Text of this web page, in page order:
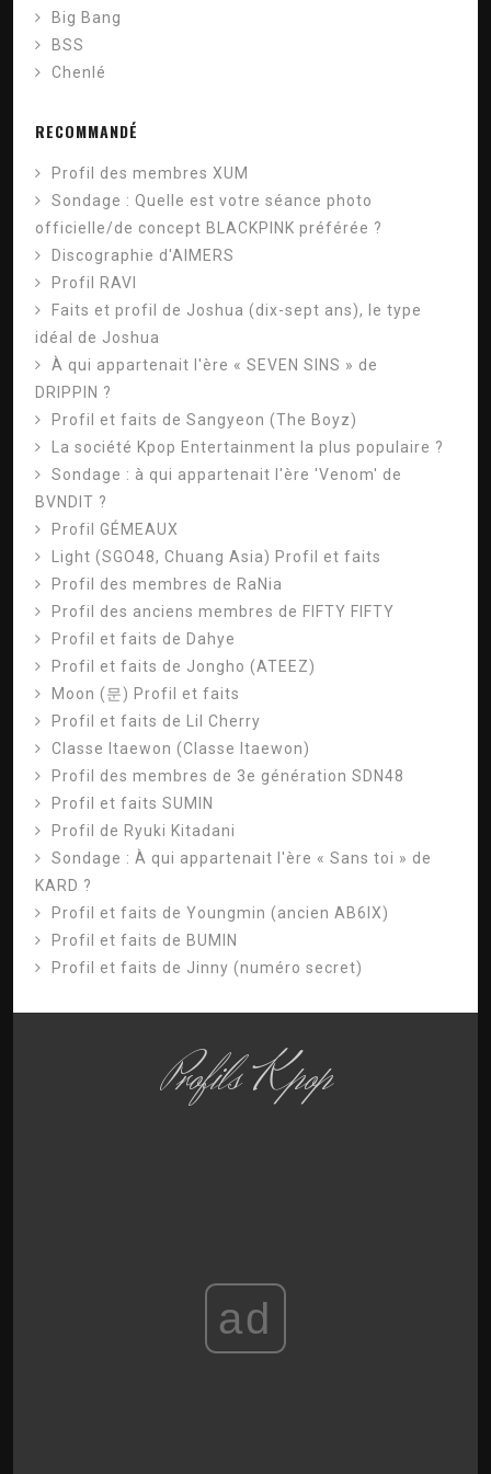
Big Bang
BSS
Chenlé
RECOMMANDÉ
Profil des membres XUM
Sondage : Quelle est votre séance photo
officielle/de concept BLACKPINK préférée ?
Discographie d'AIMERS
Profil RAVI
Faits et profil de Joshua (dix-sept ans), le type
idéal de Joshua
À qui appartenait l'ère « SEVEN SINS » de
DRIPPIN ?
Profil et faits de Sangyeon (The Boyz)
La société Kpop Entertainment la plus populaire ?
Sondage : à qui appartenait l'ère 'Venom' de
BVNDIT ?
Profil GÉMEAUX
Light (SGO48, Chuang Asia) Profil et faits
Profil des membres de RaNia
Profil des anciens membres de FIFTY FIFTY
Profil et faits de Dahye
Profil et faits de Jongho (ATEEZ)
Moon (문) Profil et faits
Profil et faits de Lil Cherry
Classe Itaewon (Classe Itaewon)
Profil des membres de 3e génération SDN48
Profil et faits SUMIN
Profil de Ryuki Kitadani
Sondage : À qui appartenait l'ère « Sans toi » de
KARD ?
Profil et faits de Youngmin (ancien AB6IX)
Profil et faits de BUMIN
Profil et faits de Jinny (numéro secret)
Profils Kpop
ad